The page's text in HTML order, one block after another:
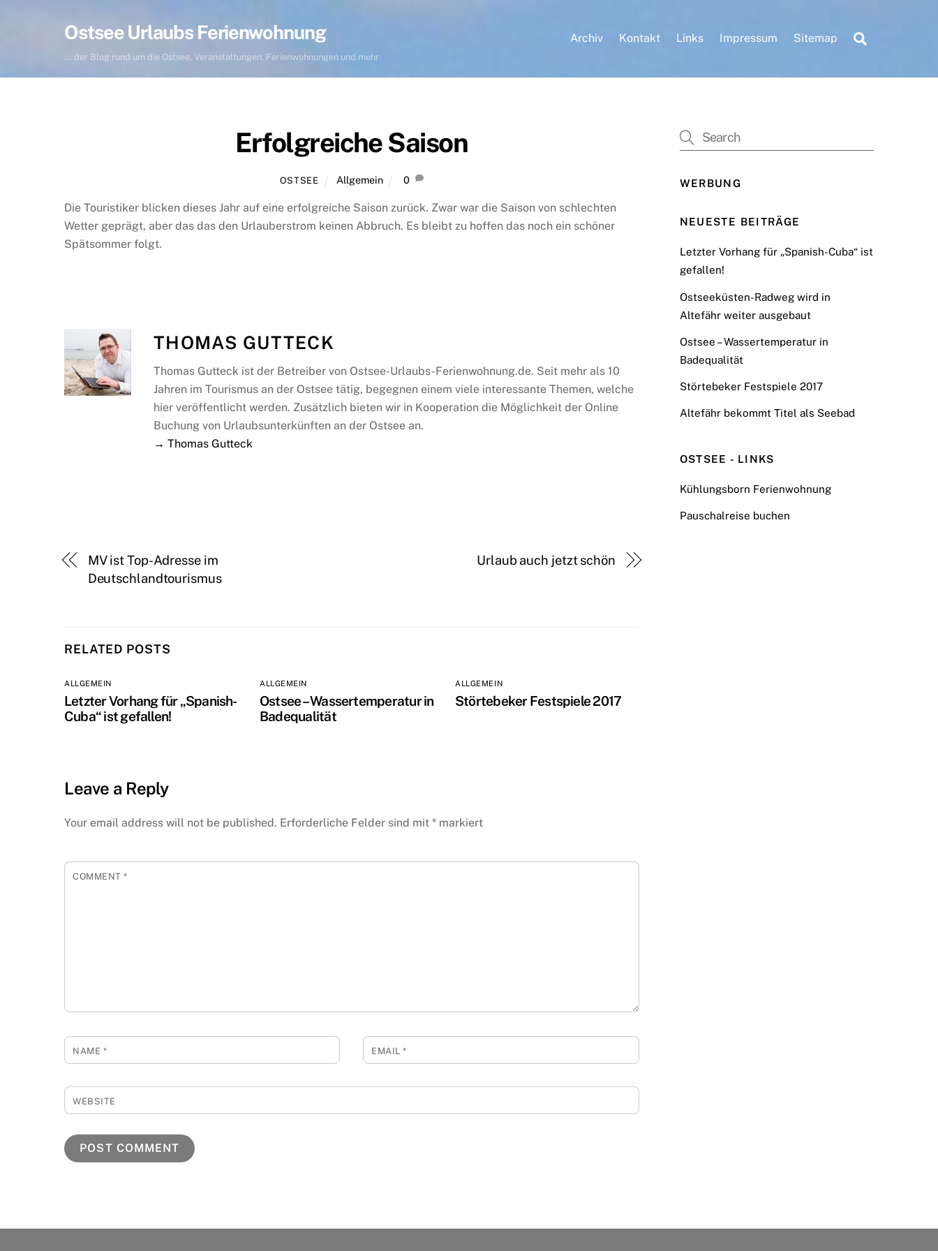
Ostsee Urlaubs Ferienwohnung
... der Blog rund um die Ostsee, Veranstaltungen, Ferienwohnungen und mehr
Archiv Kontakt Links Impressum Sitemap
Erfolgreiche Saison
OSTSEE Allgemein 0
Die Touristiker blicken dieses Jahr auf eine erfolgreiche Saison zurück. Zwar war die Saison von schlechten
Wetter geprägt, aber das das den Urlauberstrom keinen Abbruch. Es bleibt zu hoffen das noch ein schöner
Spätsommer folgt.
THOMAS GUTTECK
Thomas Gutteck ist der Betreiber von Ostsee-Urlaubs-Ferienwohnung.de. Seit mehr als 10
Jahren im Tourismus an der Ostsee tätig, begegnen einem viele interessante Themen, welche
hier veröffentlicht werden. Zusätzlich bieten wir in Kooperation die Möglichkeit der Online
Buchung von Urlaubsunterkünften an der Ostsee an.
→ Thomas Gutteck
MV ist Top-Adresse im
Deutschlandtourismus
Urlaub auch jetzt schön
RELATED POSTS
ALLGEMEIN
Letzter Vorhang für „Spanish-
Cuba“ ist gefallen!
ALLGEMEIN
Ostsee – Wassertemperatur in
Badequalität
ALLGEMEIN
Störtebeker Festspiele 2017
Leave a Reply
Your email address will not be published. Erforderliche Felder sind mit * markiert
COMMENT*
NAME * EMAIL*
WEBSITE
WERBUNG
NEUESTE BEITRÄGE
Letzter Vorhang für „Spanish-Cuba“ ist
gefallen!
Ostseeküsten-Radweg wird in
Altefähr weiter ausgebaut
Ostsee – Wassertemperatur in
Badequalität
Störtebeker Festspiele 2017
Altefähr bekommt Titel als Seebad
OSTSEE - LINKS
Kühlungsborn Ferienwohnung
Pauschalreise buchen